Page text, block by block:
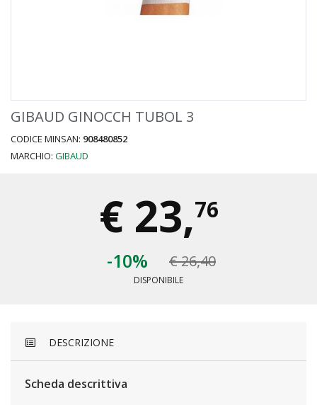
GIBAUD GINOCCH TUBOL 3
CODICE MINSAN: 908480852
MARCHIO: GIBAUD
€ 23,76
-10% € 26,40
DISPONIBILE
DESCRIZIONE
Scheda descrittiva